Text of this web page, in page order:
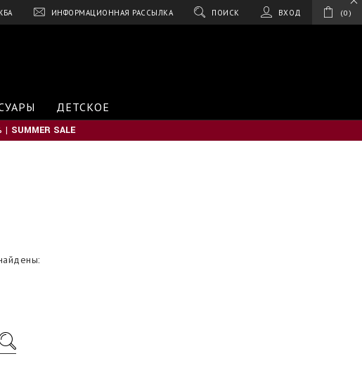
ИНФОРМАЦИОННАЯ РАССЫЛКА ПОИСК ВХОД 0
ДЕТСКОЕ
SALE